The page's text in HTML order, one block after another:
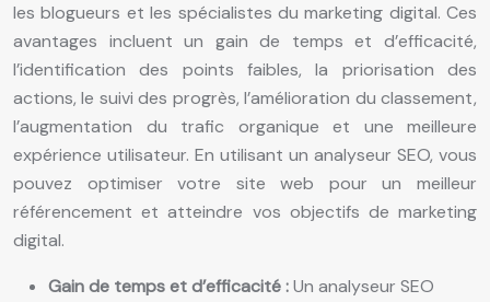
les blogueurs et les spécialistes du marketing digital. Ces
avantages incluent un gain de temps et d’efficacité,
l’identification des points faibles, la priorisation des
actions, le suivi des progrès, l’amélioration du classement,
l’augmentation du trafic organique et une meilleure
expérience utilisateur. En utilisant un analyseur SEO, vous
pouvez optimiser votre site web pour un meilleur
référencement et atteindre vos objectifs de marketing
digital.
Gain de temps et d’efficacité :Un analyseur SEO